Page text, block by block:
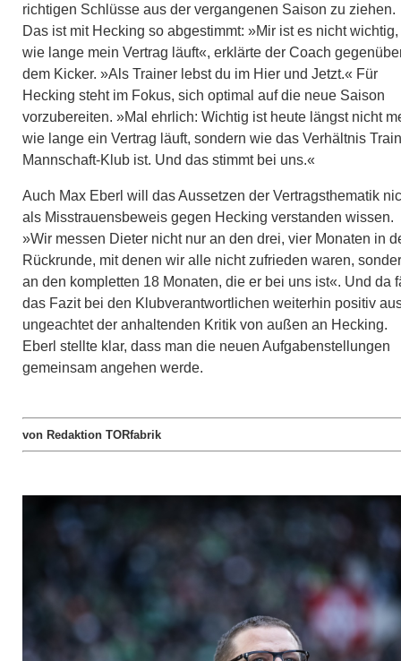
richtigen Schlüsse aus der vergangenen Saison zu ziehen.
Das ist mit Hecking so abgestimmt: »Mir ist es nicht wichtig,
wie lange mein Vertrag läuft«, erklärte der Coach
dem Kicker. »Als Trainer lebst du im Hier und Jetzt.« Für
Hecking steht im Fokus, sich optimal auf die neue Saison
vorzubereiten. »Mal ehrlich: Wichtig ist heute längst nicht
wie lange ein Vertrag läuft, sondern wie das Verhältnis
Mannschaft-Klub ist. Und das stimmt bei uns.«
Auch Max Eberl will das Aussetzen der Vertragsthematik
als Misstrauensbeweis gegen Hecking verstanden wissen.
»Wir messen Dieter nicht nur an den drei, vier Monaten in
Rückrunde, mit denen wir alle nicht zufrieden waren,
an den kompletten 18 Monaten, die er bei uns ist«. Und da
das Fazit bei den Klubverantwortlichen weiterhin positiv
ungeachtet der anhaltenden Kritik von außen an Hecking.
Eberl stellte klar, dass man die neuen Aufgabenstellungen
gemeinsam angehen werde.
von Redaktion TORfabrik